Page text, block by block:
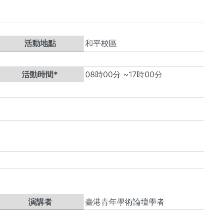
活動地點
和平校區
活動時間* 08時00 分 ~17時00分
演講者
臺港青年學術論壇學者